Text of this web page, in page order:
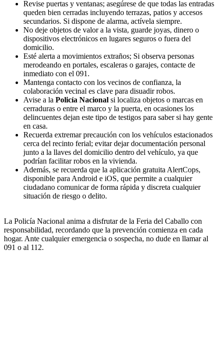
Revise puertas y ventanas; asegúrese de que todas las entradas
queden bien cerradas incluyendo terrazas, patios y accesos
secundarios. Si dispone de alarma, actívela siempre.
No deje objetos de valor a la vista, guarde joyas, dinero o
dispositivos electrónicos en lugares seguros o fuera del
domicilio.
Esté alerta a movimientos extraños; Si observa personas
merodeando en portales, escaleras o garajes, contacte de
inmediato con el 091.
Mantenga contacto con los vecinos de confianza, la
colaboración vecinal es clave para disuadir robos.
Avise a la Policía Nacional si localiza objetos o marcas en
cerraduras o entre el marco y la puerta, en ocasiones los
delincuentes dejan este tipo de testigos para saber si hay gente
en casa.
Recuerda extremar precaución con los vehículos estacionados
cerca del recinto ferial; evitar dejar documentación personal
junto a la llaves del domicilio dentro del vehículo, ya que
podrían facilitar robos en la vivienda.
Además, se recuerda que la aplicación gratuita AlertCops,
disponible para Android e iOS, que permite a cualquier
ciudadano comunicar de forma rápida y discreta cualquier
situación de riesgo o delito.
La Policía Nacional anima a disfrutar de la Feria del Caballo con
responsabilidad, recordando que la prevención comienza en cada
hogar. Ante cualquier emergencia o sospecha, no dude en llamar al
091 o al 112.